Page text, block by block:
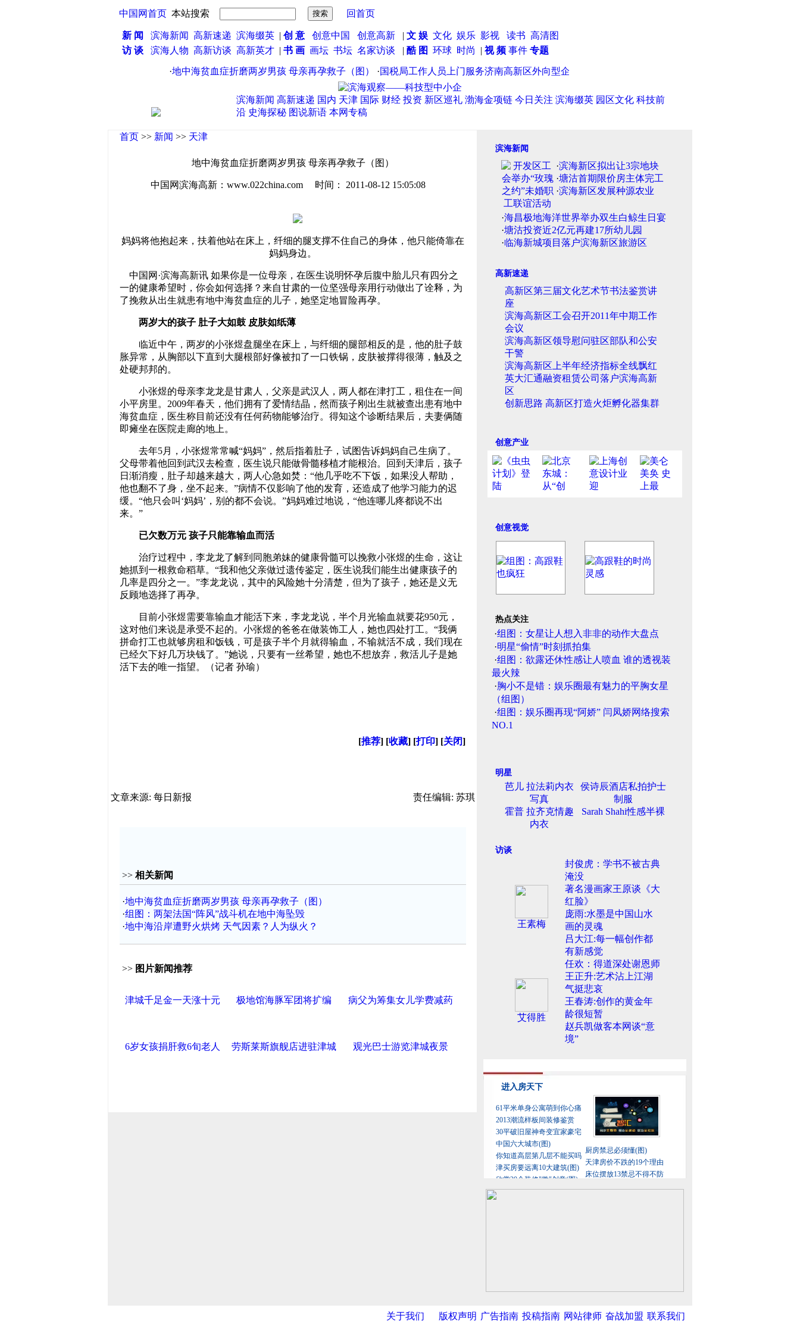
中国网首页 本站搜索 回首页
新 闻 滨海新闻 高新速递 滨海缀英| 创 意 创意中国 创意高新 | 文 娱 文化 娱乐 影视 读书 高清图
访 谈
滨海人物 高新访谈 高新英才 | 书 画 画坛 书坛 名家访谈 | 酷 图 环球 时尚 | 视 频事件 专题
地中海贫血症折磨两岁男孩 母亲再孕救子（图）·国税局工作人员上门服务济南高新区外向型企业·
滨海新闻 高新速递 国内 天津 国际 财经 投资 新区巡礼 渤海金项链 今日关注 滨海缀英 园区文化 科技前
沿 史海探秘 图说新语 本网专稿
首页 >> 新闻 >> 天津
地中海贫血症折磨两岁男孩 母亲再孕救子（图）
中国网滨海高新：www.022china.com 时间： 2011-08-12 15:05:08
妈妈将他抱起来，扶着他站在床上，纤细的腿支撑不住自己的身体，他只能倚靠在
妈妈身边。
中国网·滨海高新讯 如果你是一位母亲，在医生说明怀孕后腹中胎儿只有四分之
一的健康希望时，你会如何选择？来自甘肃的一位坚强母亲用行动做出了诠释，为
了挽救从出生就患有地中海贫血症的儿子，她坚定地冒险再孕。
两岁大的孩子 肚子大如鼓 皮肤如纸薄
临近中午，两岁的小张煜盘腿坐在床上，与纤细的腿部相反的是，他的肚子鼓
胀异常，从胸部以下直到大腿根部好像被扣了一口铁锅，皮肤被撑得很薄，触及之
处硬邦邦的。
小张煜的母亲李龙龙是甘肃人，父亲是武汉人，两人都在津打工，租住在一间
小平房里。2009年春天，他们拥有了爱情结晶，然而孩子刚出生就被查出患有地中
海贫血症，医生称目前还没有任何药物能够治疗。得知这个诊断结果后，夫妻俩随
即瘫坐在医院走廊的地上。
去年5月，小张煜常常喊“妈妈”，然后指着肚子，试图告诉妈妈自己生病了。
父母带着他回到武汉去检查，医生说只能做骨髓移植才能根治。回到天津后，孩子
日渐消瘦，肚子却越来越大，两人心急如焚：“他几乎吃不下饭，如果没人帮助，
他也翻不了身，坐不起来。”病情不仅影响了他的发育，还造成了他学习能力的迟
缓。“他只会叫‘妈妈’，别的都不会说。”妈妈难过地说，“他连哪儿疼都说不出
来。”
已欠数万元 孩子只能靠输血而活
治疗过程中，李龙龙了解到同胞弟妹的健康骨髓可以挽救小张煜的生命，这让
她抓到一根救命稻草。“我和他父亲做过遗传鉴定，医生说我们能生出健康孩子的
几率是四分之一。”李龙龙说，其中的风险她十分清楚，但为了孩子，她还是义无
反顾地选择了再孕。
目前小张煜需要靠输血才能活下来，李龙龙说，半个月光输血就要花950元，
这对他们来说是承受不起的。小张煜的爸爸在做装饰工人，她也四处打工。“我俩
拼命打工也就够房租和饭钱，可是孩子半个月就得输血，不输就活不成，我们现在
已经欠下好几万块钱了。”她说，只要有一丝希望，她也不想放弃，救活儿子是她
活下去的唯一指望。（记者 孙瑜）
[推荐] [收藏] [打印] [关闭]
文章来源: 每日新报 责任编辑: 苏琪
>> 相关新闻
·地中海贫血症折磨两岁男孩 母亲再孕救子（图）
·组图：两架法国“阵风”战斗机在地中海坠毁
·地中海沿岸遭野火烘烤 天气因素？人为纵火？
>> 图片新闻推荐
津城千足金一天涨十元 极地馆海豚军团将扩编 病父为筹集女儿学费减药
6岁女孩捐肝救6旬老人 劳斯莱斯旗舰店进驻津城 观光巴士游览津城夜景
滨海新闻
·滨海新区拟出让3宗地块
·塘沽首期限价房主体完工
·滨海新区发展种源农业
·海昌极地海洋世界举办双生白鲸生日宴
·塘沽投资近2亿元再建17所幼儿园
·临海新城项目落户滨海新区旅游区
高新速递
高新区第三届文化艺术节书法鉴赏讲
座
滨海高新区工会召开2011年中期工作
会议
滨海高新区领导慰问驻区部队和公安
干警
滨海高新区上半年经济指标全线飘红
英大汇通融资租赁公司落户滨海高新
区
创新思路 高新区打造火炬孵化器集群
创意产业
创意视觉
热点关注
·组图：女星让人想入非非的动作大盘点
·明星“偷情”时刻抓拍集
·组图：欲露还休性感让人喷血 谁的透视装
最火辣
·胸小不是错：娱乐圈最有魅力的平胸女星
（组图）
·组图：娱乐圈再现“阿娇” 闫凤娇网络搜索
NO.1
明星
芭儿 拉法莉内衣
写真
侯诗辰酒店私拍护士
制服
霍普 拉齐克情趣
内衣
Sarah Shahi性感半裸
访谈
王素梅
封俊虎：学书不被古典
淹没
著名漫画家王原谈《大
红脸》
庞雨:水墨是中国山水
画的灵魂
吕大江:每一幅创作都
有新感觉
艾得胜
任欢：得道深处谢恩师
王正升:艺术沾上江湖
气挺悲哀
王春涛:创作的黄金年
龄很短暂
赵兵凯做客本网谈“意
境”
关于我们 版权声明 广告指南 投稿指南 网站律师 奋战加盟 联系我们